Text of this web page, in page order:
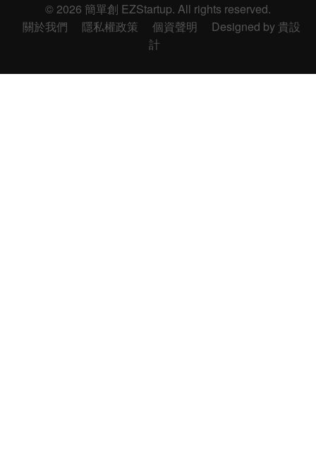
© 2026 簡單創 EZStartup. All rights reserved.
關於我們
隱私權政策 個資聲明
Designed by 貴設
計